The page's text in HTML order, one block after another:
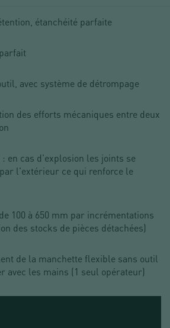
étanchéité parfaite
avec système de détrompage
des efforts mécaniques entre deux
en cas d'explosion les joints se
l'extérieur ce qui renforce le
100 à 650 mm par incrémentations
des stocks de pièces détachées)
de la manchette flexible sans outil
avec les mains (1 seul opérateur)